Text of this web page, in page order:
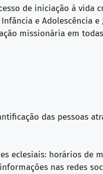
de iniciação à vida
e Adolescência
missionária em
das pessoas
eclesiais: horários de
nas redes